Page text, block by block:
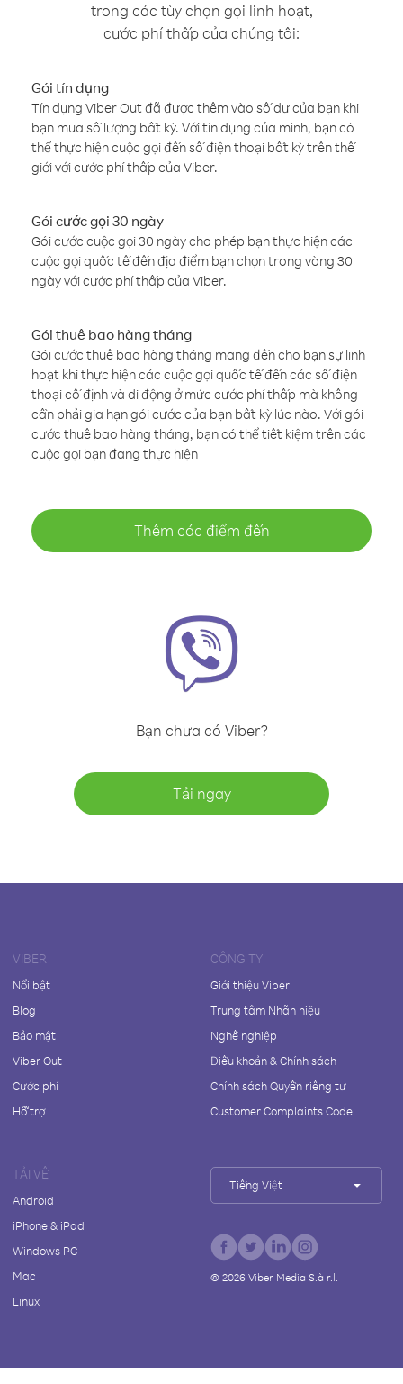
trong các tùy chọn gọi linh hoạt,
cước phí thấp của chúng tôi:
Gói tín dụng
Tín dụng Viber Out đã được thêm vào số dư của bạn khi
bạn mua số lượng bất kỳ. Với tín dụng của mình, bạn có
thể thực hiện cuộc gọi đến số điện thoại bất kỳ trên thế
giới với cước phí thấp của Viber.
Gói cước gọi 30 ngày
Gói cước cuộc gọi 30 ngày cho phép bạn thực hiện các
cuộc gọi quốc tế đến địa điểm bạn chọn trong vòng 30
ngày với cước phí thấp của Viber.
Gói thuê bao hàng tháng
Gói cước thuê bao hàng tháng mang đến cho bạn sự linh
hoạt khi thực hiện các cuộc gọi quốc tế đến các số điện
thoại cố định và di động ở mức cước phí thấp mà không
cần phải gia hạn gói cước của bạn bất kỳ lúc nào. Với gói
cước thuê bao hàng tháng, bạn có thể tiết kiệm trên các
cuộc gọi bạn đang thực hiện
Thêm các điểm đến
Bạn chưa có Viber?
Tải ngay
VIBER
Nổi bật
Blog
Bảo mật
Viber Out
Cước phí
Hỗ trợ
CÔNG TY
Giới thiệu Viber
Trung tâm Nhãn hiệu
Nghề nghiệp
Điều khoản & Chính sách
Chính sách Quyền riêng tư
Customer Complaints Code
TẢI VỀ
Android
iPhone & iPad
Windows PC
Mac
Linux
Tiếng Việt
© 2026Viber Media S.à r.l.